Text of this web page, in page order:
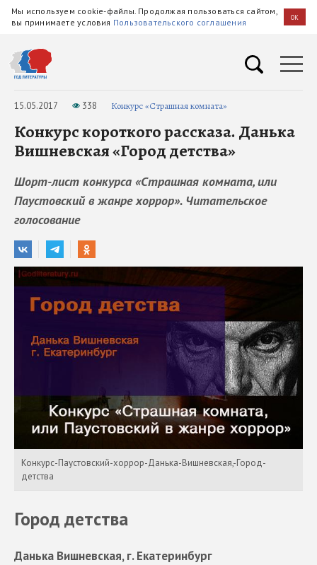
Мы используем cookie-файлы. Продолжая пользоваться сайтом,
вы принимаете условия Пользовательского соглашения OK
15.05.2017 338 Конкурс «Страшная комната»
Конкурс короткого рассказа. Данька
Вишневская «Город детства»
Шорт-лист конкурса «Страшная комната, или
Паустовский в жанре хоррор». Читательское
голосование
Конкурс-Паустовский-хоррор-Данька-Вишневская,-Город-
детства
Город детства
Данька Вишневская, г. Екатеринбург